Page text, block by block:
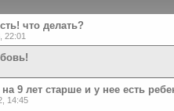
что делать?
22:01
9 лет старше и у нее есть
14:45